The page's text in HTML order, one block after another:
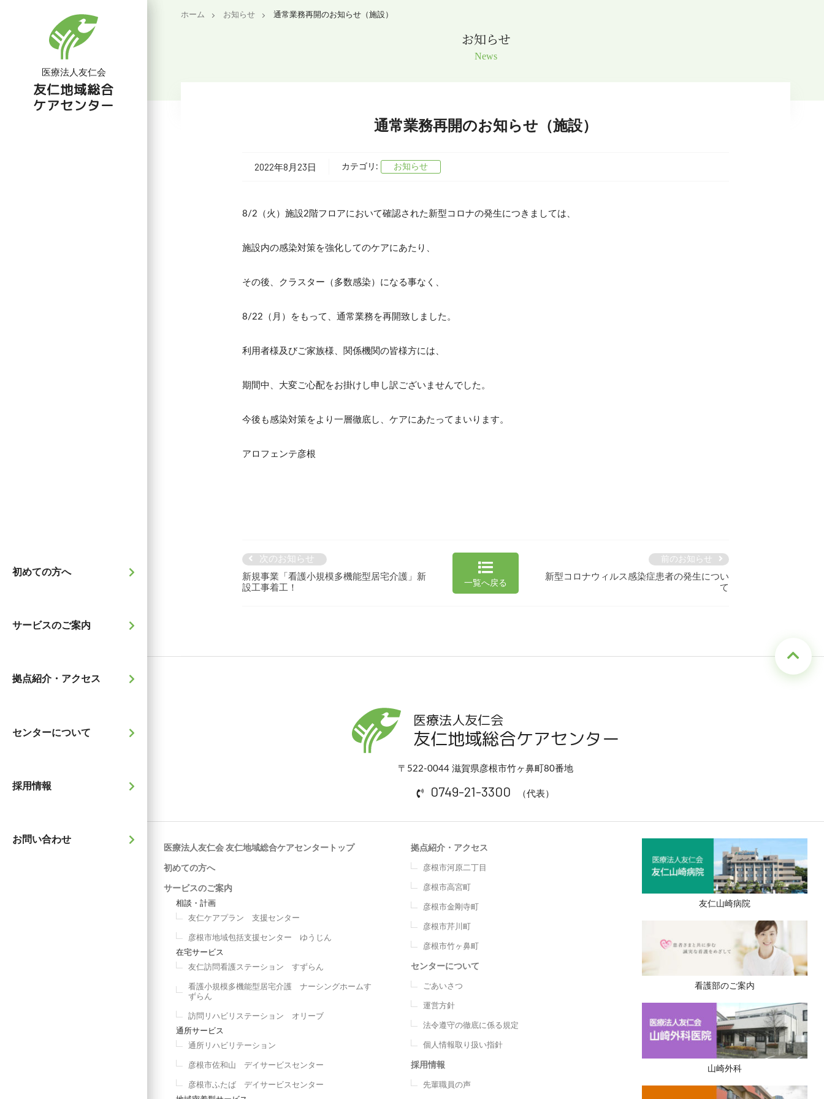
医療法人友仁会
友仁地域総合
ケアセンター
初めての方へ
サービスのご案内
拠点紹介・アクセス
センターについて
採用情報
お問い合わせ
ホーム お知らせ 通常業務再開のお知らせ（施設）
お知らせ
News
通常業務再開のお知らせ（施設）
2022年8月23日 カテゴリ: お知らせ
8/2（火）施設2階フロアにおいて確認された新型コロナの発生につきましては、
施設内の感染対策を強化してのケアにあたり、
その後、クラスター（多数感染）になる事なく、
8/22（月）をもって、通常業務を再開致しました。
利用者様及びご家族様、関係機関の皆様方には、
期間中、大変ご心配をお掛けし申し訳ございませんでした。
今後も感染対策をより一層徹底し、ケアにあたってまいります。
アロフェンテ彦根
一覧へ戻る
次のお知らせ
新規事業「看護小規模多機能型居宅介護」新
設工事着工！
前のお知らせ
新型コロナウィルス感染症患者の発生につい
て
医療法人友仁会
友仁地域総合ケアセンター
〒522-0044 滋賀県彦根市竹ヶ鼻町80番地
0749-21-3300 （代表）
医療法人友仁会 友仁地域総合ケアセンタートップ
初めての方へ
サービスのご案内
相談・計画
友仁ケアプラン 支援センター
彦根市地域包括支援センター ゆうじん
在宅サービス
友仁訪問看護ステーション すずらん
看護小規模多機能型居宅介護 ナーシングホームす
ずらん
訪問リハビリステーション オリーブ
通所サービス
通所リハビリテーション
彦根市佐和山 デイサービスセンター
彦根市ふたば デイサービスセンター
拠点紹介・アクセス
彦根市河原二丁目
彦根市高宮町
彦根市金剛寺町
彦根市芹川町
彦根市竹ヶ鼻町
センターについて
ごあいさつ
運営方針
法令遵守の徹底に係る規定
個人情報取り扱い指針
採用情報
先輩職員の声
友仁山崎病院
看護部のご案内
山崎外科